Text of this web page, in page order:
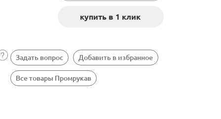
Задать вопрос Добавить в избранное
Все товары Промрукав